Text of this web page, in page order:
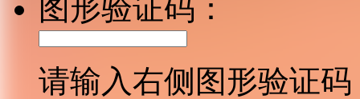
图形验证码：
请输入右侧图形验证码